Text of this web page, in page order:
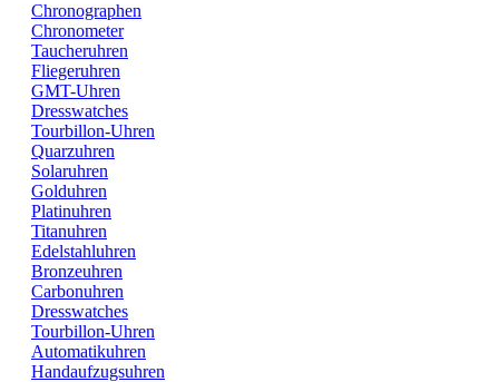
Chronographen
Chronometer
Taucheruhren
Fliegeruhren
GMT-Uhren
Dresswatches
Tourbillon-Uhren
Quarzuhren
Solaruhren
Golduhren
Platinuhren
Titanuhren
Edelstahluhren
Bronzeuhren
Carbonuhren
Dresswatches
Tourbillon-Uhren
Automatikuhren
Handaufzugsuhren